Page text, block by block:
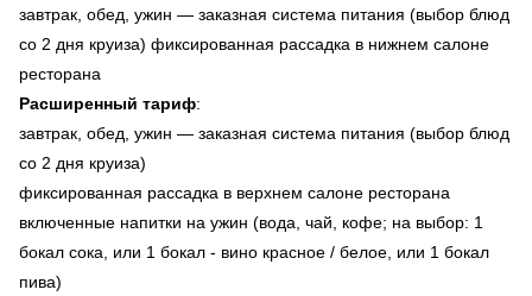
завтрак, обед, ужин — заказная система питания (выбор блюд
со 2 дня круиза) фиксированная рассадка в нижнем салоне
ресторана
Расширенный тариф:
завтрак, обед, ужин — заказная система питания (выбор блюд
со 2 дня круиза)
фиксированная рассадка в верхнем салоне ресторана
включенные напитки на ужин (вода, чай, кофе; на выбор: 1
бокал сока, или 1 бокал - вино красное / белое, или 1 бокал
пива)